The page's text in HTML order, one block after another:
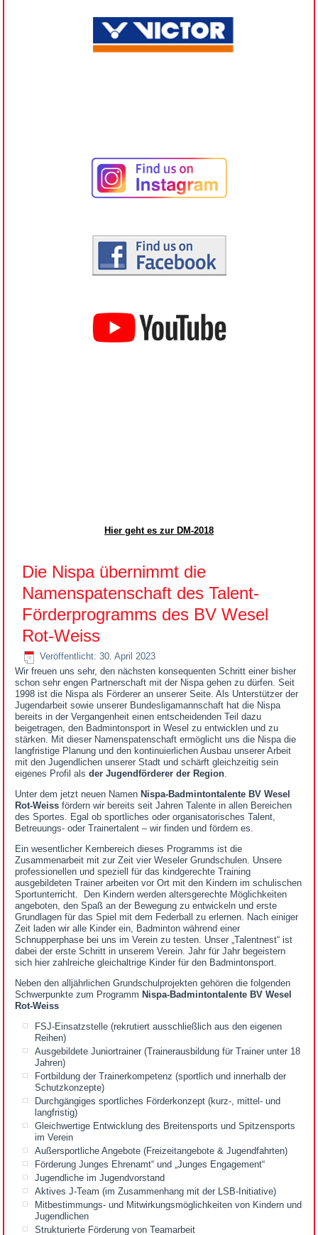
Hier geht es zur DM-2018
Die Nispa übernimmt die
Namenspatenschaft des Talent-
Förderprogramms des BV Wesel
Rot-Weiss
Veröffentlicht: 30. April 2023
Wir freuen uns sehr, den nächsten konsequenten Schritt einer bisher
schon sehr engen Partnerschaft mit der Nispa gehen zu dürfen. Seit
1998 ist die Nispa als Förderer an unserer Seite. Als Unterstützer der
Jugendarbeit sowie unserer Bundesligamannschaft hat die Nispa
bereits in der Vergangenheit einen entscheidenden Teil dazu
beigetragen, den Badmintonsport in Wesel zu entwicklen und zu
stärken. Mit dieser Namenspatenschaft ermöglicht uns die Nispa die
langfristige Planung und den kontinuierlichen Ausbau unserer Arbeit
mit den Jugendlichen unserer Stadt und schärft gleichzeitig sein
eigenes Profil alsder Jugendförderer der Region
Unter dem jetzt neuen Namen Nispa-Badmintontalente BV Wesel
Rot-Weissfördern wir bereits seit Jahren Talente in allen Bereichen
des Sportes. Egal ob sportliches oder organisatorisches Talent,
Betreuungs- oder Trainertalent – wir finden und fördern es.
Ein wesentlicher Kernbereich dieses Programms ist die
Zusammenarbeit mit zur Zeit vier Weseler Grundschulen. Unsere
professionellen und speziell für das kindgerechte Training
ausgebildeten Trainer arbeiten vor Ort mit den Kindern im schulischen
Sportunterricht. Den Kindern werden altersgerechte Möglichkeiten
angeboten, den Spaß an der Bewegung zu entwickeln und erste
Grundlagen für das Spiel mit dem Federball zu erlernen. Nach einiger
Zeit laden wir alle Kinder ein, Badminton während einer
Schnupperphase bei uns im Verein zu testen. Unser „Talentnest“ ist
dabei der erste Schritt in unserem Verein. Jahr für Jahr begeistern
sich hier zahlreiche gleichaltrige Kinder für den Badmintonsport.
Neben den alljährlichen Grundschulprojekten gehören die folgenden
Schwerpunkte zum Programm Nispa-Badmintontalente BV Wesel
Rot-Weiss
FSJ-Einsatzstelle (rekrutiert ausschließlich aus den eigenen
Reihen)
Ausgebildete Juniortrainer (Trainerausbildung für Trainer unter 18
Jahren)
Fortbildung der Trainerkompetenz (sportlich und innerhalb der
Schutzkonzepte)
Durchgängiges sportliches Förderkonzept (kurz-, mittel- und
langfristig)
Gleichwertige Entwicklung des Breitensports und Spitzensports
im Verein
Außersportliche Angebote (Freizeitangebote & Jugendfahrten)
Förderung Junges Ehrenamt“ und „Junges Engagement“
Jugendliche im Jugendvorstand
Aktives J-Team (im Zusammenhang mit der LSB-Initiative)
Mitbestimmungs- und Mitwirkungsmöglichkeiten von Kindern und
Jugendlichen
Strukturierte Förderung von Teamarbeit